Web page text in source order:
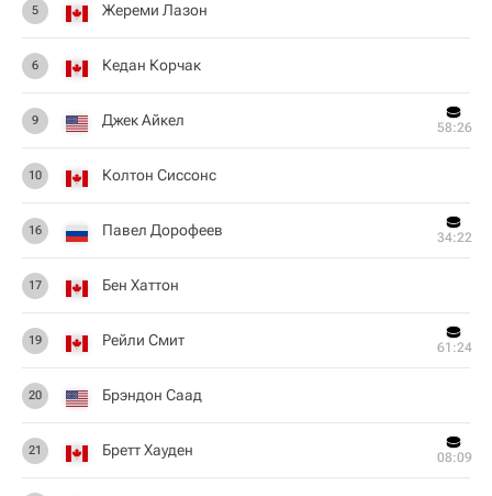
5 Жереми Лазон
6 Кедан Корчак
9 Джек Айкел 58:26
10 Колтон Сиссонс
16 Павел Дорофеев 34:22
17 Бен Хаттон
19 Рейли Смит 61:24
20 Брэндон Саад
21 Бретт Хауден 08:09